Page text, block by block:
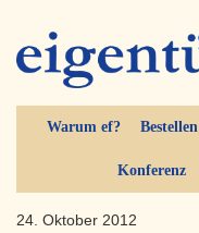
Warum ef? Bestellen
Konferenz
24. Oktober 2012